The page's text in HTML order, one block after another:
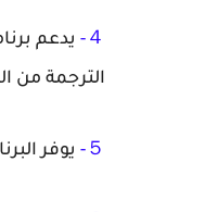
４-
الترجمة من
５- يوفر